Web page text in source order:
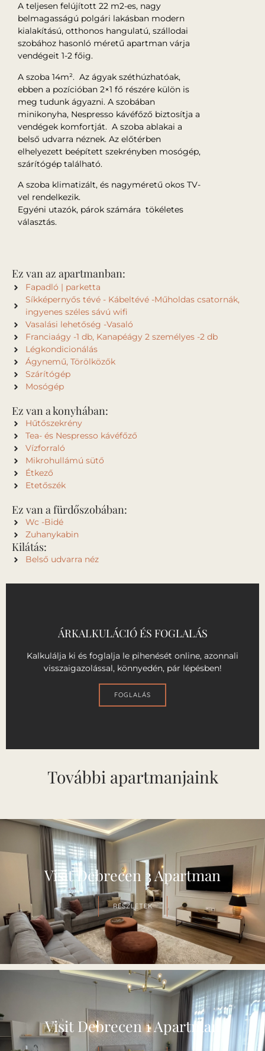
A teljesen felújított 22 m2-es, nagy
belmagasságú polgári lakásban modern
kialakítású, otthonos hangulatú, szállodai
szobához hasonló méretű apartman várja
vendégeit 1-2 főig.
A szoba 14m². Az ágyak széthúzhatóak,
ebben a pozícióban 2×1 fő részére külön is
meg tudunk ágyazni. A szobában
minikonyha, Nespresso kávéfőző biztosítja a
vendégek komfortját. A szoba ablakai a
belső udvarra néznek. Az előtérben
elhelyezett beépített szekrényben mosógép,
szárítógép található.
A szoba klimatizált, és nagyméretű okos TV-
vel rendelkezik.
Egyéni utazók, párok számára tökéletes
választás.
Ez van az apartmanban:
Fapadló | parketta
Síkképernyős tévé - Kábeltévé -Műholdas csatornák,
ingyenes széles sávú wifi
Vasalási lehetőség -Vasaló
Franciaágy -1 db, Kanapéágy 2 személyes -2 db
Légkondicionálás
Ágynemű, Törölközők
Szárítógép
Mosógép
Ez van a konyhában:
Hűtőszekrény
Tea- és Nespresso kávéfőző
Vízforraló
Mikrohullámú sütő
Étkező
Etetőszék
Ez van a fürdőszobában:
Wc -Bidé
Zuhanykabin
Kilátás:
Belső udvarra néz
ÁRKALKULÁCIÓ ÉS FOGLALÁS
Kalkulálja ki és foglalja le pihenését online, azonnali
visszaigazolással, könnyedén, pár lépésben!
FOGLALÁS
További apartmanjaink
Visit Debrecen 3 Apartman
RÉSZLETEK
Visit Debrecen 1 Apartman